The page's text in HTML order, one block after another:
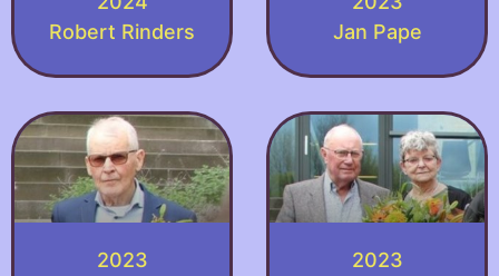
Robert Rinders
Jan Pape
2023
2023